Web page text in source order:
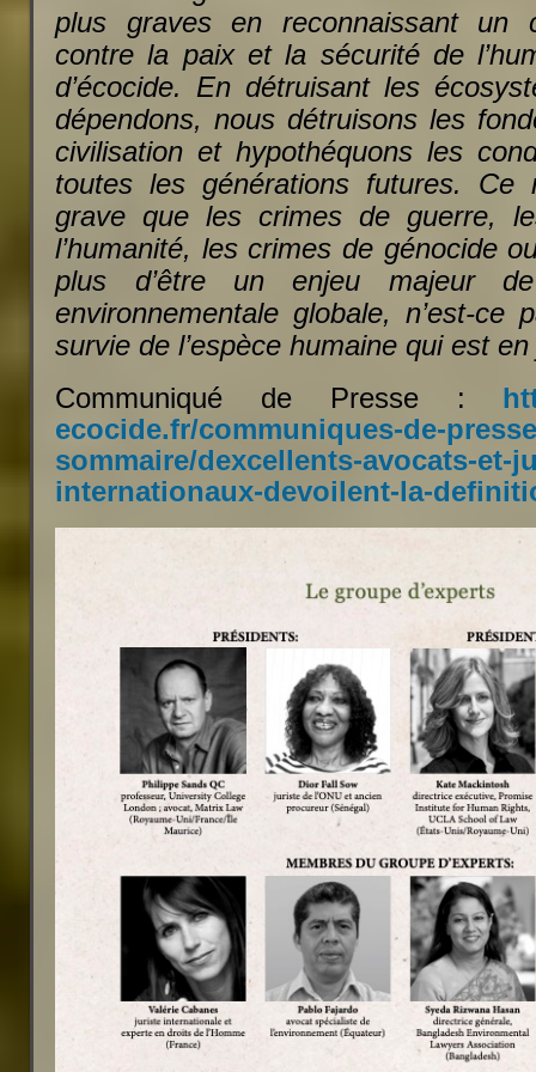
plus graves en reconnaissant un
contre la paix et la sécurité de
d’écocide. En détruisant les
dépendons, nous détruisons les
civilisation et hypothéquons les
toutes les générations futures. Ce
grave que les crimes de guerre,
l’humanité, les crimes de génocide
plus d’être un enjeu majeur
environnementale globale, n’est-ce
survie de l’espèce humaine qui est
Communiqué de Presse :
ecocide.fr/communiques-de-
sommaire/dexcellents-avocats-et-
internationaux-devoilent-la-